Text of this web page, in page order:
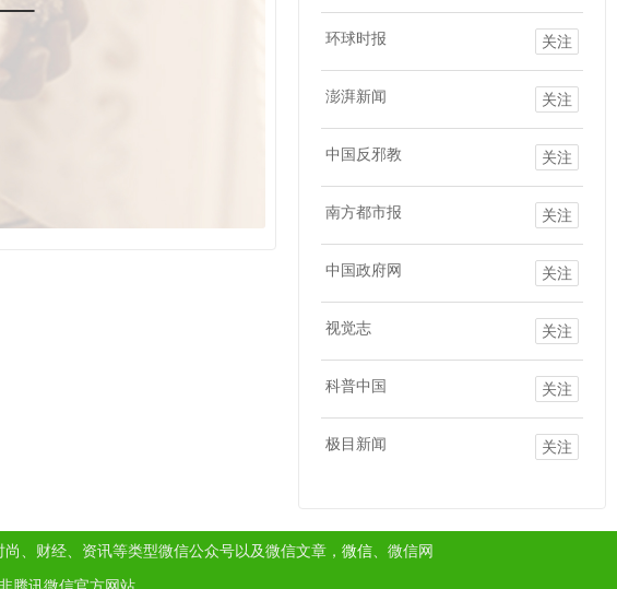
环球时报 关注
澎湃新闻 关注
中国反邪教 关注
南方都市报 关注
中国政府网 关注
视觉志 关注
科普中国 关注
极目新闻 关注
、财经、资讯等类型微信公众号以及微信文章， 微信 、微信网
腾讯微信官方网站。